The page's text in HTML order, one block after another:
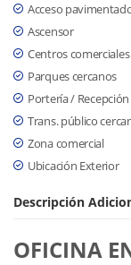
Acceso
Ascensor
Centros comerciales
Parques cercanos
Portería / Recepción
Trans. público
Zona comercial
Ubicación Exterior
Descripción
OFICINA